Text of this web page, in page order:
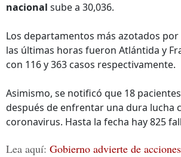
nacional sube a 30,036.
Los departamentos más azotados
las últimas horas fueron Atlántida y
con 116 y 363 casos respectivamente.
Asimismo, se notificó que 18
después de enfrentar una dura lucha
coronavirus. Hasta la fecha hay 825
Lea aquí: Gobierno advierte de